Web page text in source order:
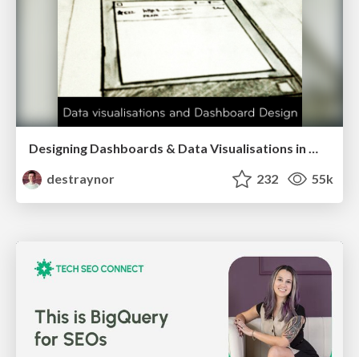
Designing Dashboards & Data Visualisations in Web Apps
destraynor
232 55k